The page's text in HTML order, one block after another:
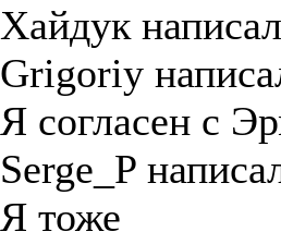
Хайдук
Grigoriy
Я согласен с
Serge_P
Я тоже